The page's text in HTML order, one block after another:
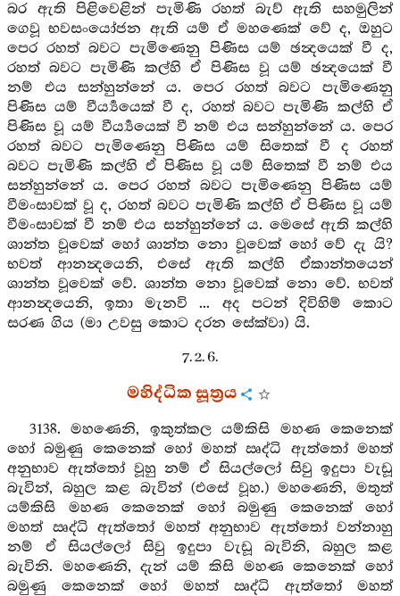
බර ඇති පිළිවෙළින් පැමිණි රහත් බැව් ඇති සහමුලින්
ගෙවූ භවසංයෝජන ඇති යම් ඒ මහණෙක් වේ ද, ඔහුට
පෙර රහත් බවට පැමිණෙනු පිණිස යම් ඡන්‍දයෙක් වී ද,
රහත් බවට පැමිණි කල්හි ඒ පිණිස වූ යම් ඡන්‍දයෙක් වී
නම් එය සන්හුන්නේ ය. පෙර රහත් බවට පැමිණෙනු
පිණිස යම් වීර්‍ය්‍යයෙක් වී ද, රහත් බවට පැමිණි කල්හි ඒ
පිණිස වූ යම් වීර්‍ය්‍යයෙක් වී නම් එය සන්හුන්නේ ය. පෙර
රහත් බවට පැමිණෙනු පිණිස යම් සිතෙක් වී ද රහත්
බවට පැමිණි කල්හි ඒ පිණිස වූ යම් සිතෙක් වී නම් එය
සන්හුන්නේ ය. පෙර රහත් බවට පැමිණෙනු පිණිස යම්
වීමංසාවක් වූ ද, රහත් බවට පැමිණි කල්හි ඒ පිණිස වූ යම්
වීමංසාවක් වී නම් එය සන්හුන්නේ ය. මෙසේ ඇති කල්හි
ශාන්ත වූවෙක් හෝ ශාන්ත නො වූවෙක් හෝ වේ දැ යි?
භවත් ආනන්‍දයෙනි, එසේ ඇති කල්හි ඒකාන්තයෙන්
ශාන්ත වූවෙක් වේ. ශාන්ත නො වූවෙක් නො වේ. භවත්
ආනන්‍දයෙනි, ඉතා මැනවි ... අද පටන් දිවිහිම් කොට
සරණ ගිය (මා උවසු කොට දරන සේක්වා) යි.
7. 2. 6.
මහිද්ධික සූත්‍රය
3138. මහණෙනි, ඉකුත්කල යම්කිසි මහණ කෙනෙක්
හෝ බමුණු කෙනෙක් හෝ මහත් ඍද්ධි ඇත්තෝ මහත්
අනුභාව ඇත්තෝ වූහු නම් ඒ සියල්ලෝ සිවු ඉදුපා වැඩූ
බැවින්, බහුල කළ බැවින් (එසේ වූහ.) මහණෙනි, මතුත්
යම්කිසි මහණ කෙනෙක් හෝ බමුණු කෙනෙක් හෝ
මහත් ඍද්ධි ඇත්තෝ මහත් අනුභාව ඇත්තෝ වන්නාහු
නම් ඒ සියල්ලෝ සිවු ඉදුපා වැඩූ බැවිනි, බහුල කළ
බැවිනි. මහණෙනි, දැන් යම් කිසි මහණ කෙනෙක් හෝ
බමුණු කෙනෙක් හෝ මහත් ඍද්ධි ඇත්තෝ මහත්